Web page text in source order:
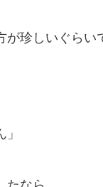
が珍しいぐらい